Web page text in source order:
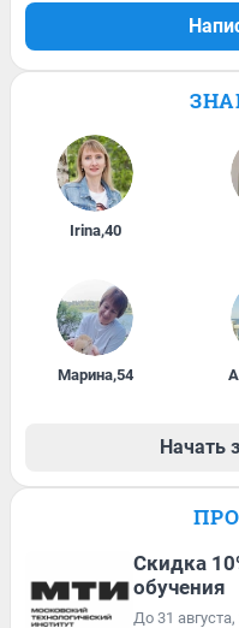
Irina,40
Марина,54
Начать
Скидка
обучения
До 31